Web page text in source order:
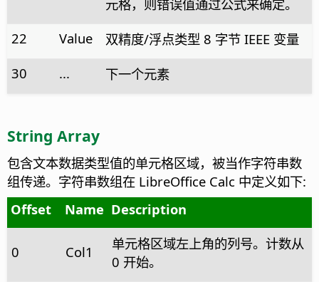
元格，则错误值通过公式来确定。
22
Value
双精度/浮点类型 8 字节 IEEE 变量
30
... 下一个元素
String Array
包含文本数据类型值的单元格区域，被当作字符串数
组传递。字符串数组在 LibreOffice Calc 中定义如下:
Offset
Name Description
0 Col1
单元格区域左上角的列号。计数从
0 开始。